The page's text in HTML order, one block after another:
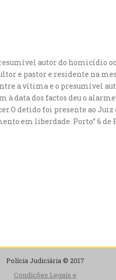
autor do homicídio
e pastor e residente na
a vítima e o presumível
à data dos factos deu o
detido foi presente ao
em liberdade. Porto” 6 de
Polícia Judiciária © 2017
Condições Legais e